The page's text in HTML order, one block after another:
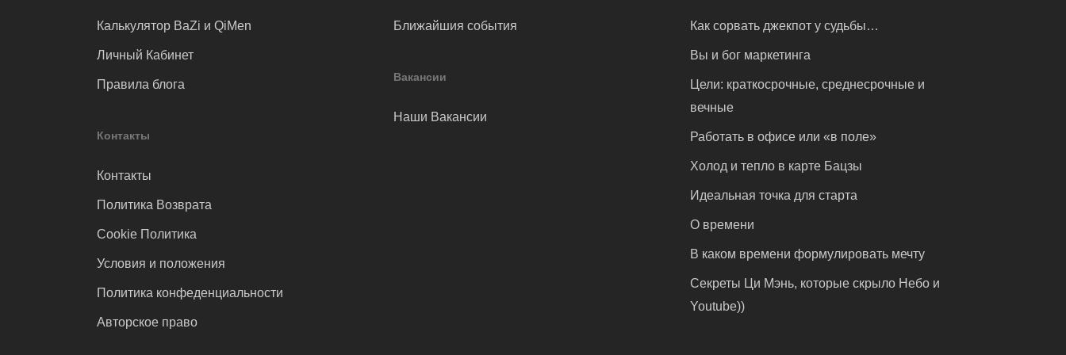
Калькулятор BaZi и QiMen
Личный Кабинет
Правила блога
Контакты
Контакты
Политика Возврата
Cookie Политика
Условия и положения
Политика конфеденциальности
Авторское право
Ближайшия события
Вакансии
Наши Вакансии
Как сорвать джекпот у судьбы…
Вы и бог маркетинга
Цели: краткосрочные, среднесрочные и
вечные
Работать в офисе или «в поле»
Холод и тепло в карте Бацзы
Идеальная точка для старта
О времени
В каком времени формулировать мечту
Секреты Ци Мэнь, которые скрыло Небо и
Youtube))